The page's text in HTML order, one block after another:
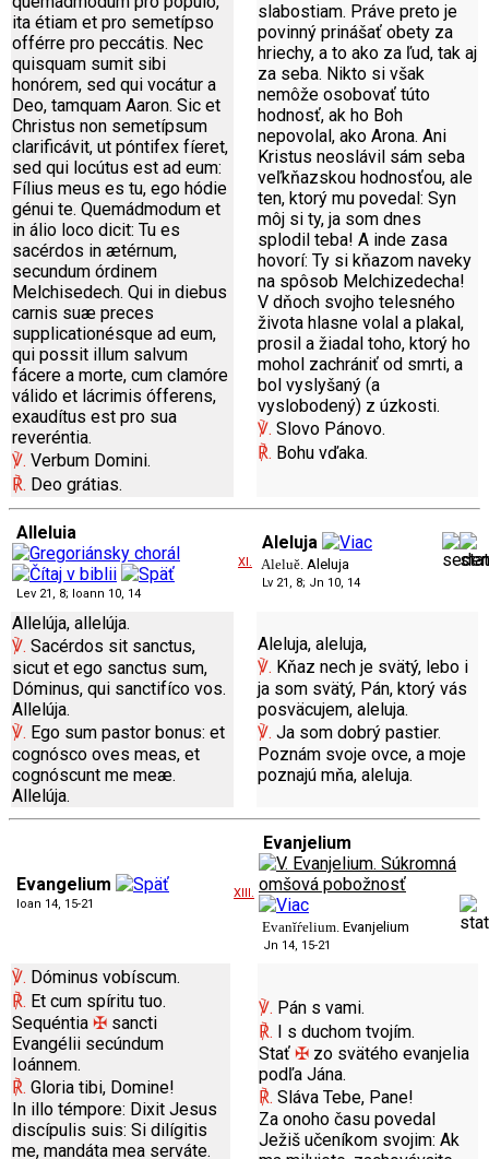
ita étiam et pro semetípso
offérre pro peccátis. Nec
quisquam sumit sibi
honórem, sed qui vocátur a
Deo, tamquam Aaron. Sic et
Christus non semetípsum
clarificávit, ut póntifex fíeret,
sed qui locútus est ad eum:
Fílius meus es tu, ego hódie
génui te. Quemádmodum et
in álio loco dicit: Tu es
sacérdos in ætérnum,
secundum órdinem
Melchisedech. Qui in diebus
carnis suæ preces
supplicationésque ad eum,
qui possit illum salvum
fácere a morte, cum clamóre
válido et lácrimis ófferens,
exaudítus est pro sua
reveréntia.
℣. Verbum Domini.
℟. Deo grátias.
slabostiam. Práve preto je
povinný prinášať obety za
hriechy, a to ako za ľud, tak aj
za seba. Nikto si však
nemôže osobovať túto
hodnosť, ak ho Boh
nepovolal, ako Arona. Ani
Kristus neoslávil sám seba
veľkňazskou hodnosťou, ale
ten, ktorý mu povedal: Syn
môj si ty, ja som dnes
splodil teba! A inde zasa
hovorí: Ty si kňazom naveky
na spôsob Melchizedecha!
V dňoch svojho telesného
života hlasne volal a plakal,
prosil a žiadal toho, ktorý ho
mohol zachrániť od smrti, a
bol vyslyšaný (a
vyslobodený) z úzkosti.
℣. Slovo Pánovo.
℟. Bohu vďaka.
Alleluia
Lev 21, 8; Ioann 10, 14
XI.
Aleluja
Aleluě. Aleluja
Lv 21, 8; Jn 10, 14
Allelúja, allelúja.
℣. Sacérdos sit sanctus,
sicut et ego sanctus sum,
Dóminus, qui sanctifíco vos.
Allelúja.
℣. Ego sum pastor bonus: et
cognósco oves meas, et
cognóscunt me meæ.
Allelúja.
Aleluja, aleluja,
℣. Kňaz nech je svätý, lebo i
ja som svätý, Pán, ktorý vás
posväcujem, aleluja.
℣. Ja som dobrý pastier.
Poznám svoje ovce, a moje
poznajú mňa, aleluja.
Evangelium
Ioan 14, 15-21
XIII.
Evanjelium
Evanĭѓelium. Evanjelium
Jn 14, 15-21
℣. Dóminus vobíscum.
℟. Et cum spíritu tuo.
Sequéntia ✠ sancti
Evangélii secúndum
Ioánnem.
℟. Gloria tibi, Domine!
In illo témpore: Dixit Jesus
discípulis suis: Si dilígitis
me, mandáta mea serváte.
℣. Pán s vami.
℟. I s duchom tvojím.
Stať ✠ zo svätého evanjelia
podľa Jána.
℟. Sláva Tebe, Pane!
Za onoho času povedal
Ježiš učeníkom svojim: Ak